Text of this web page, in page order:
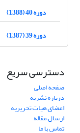
دوره 40 (1388)
دوره 39 (1387)
دسترسی سریع
صفحه اصلی
درباره نشریه
اعضای هیات تحریریه
ارسال مقاله
تماس با ما